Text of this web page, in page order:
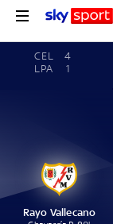
CEL
4
LPA
1
Rayo Vallecano